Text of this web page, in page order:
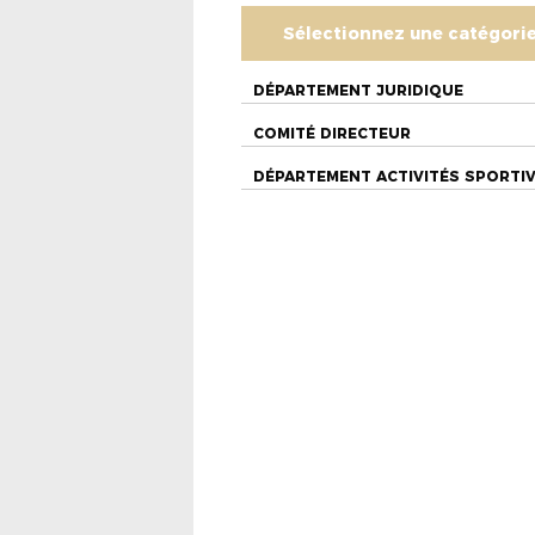
Sélectionnez une
DÉPARTEMENT JURIDIQUE
COMITÉ DIRECTEUR
DÉPARTEMENT ACTIVITÉS